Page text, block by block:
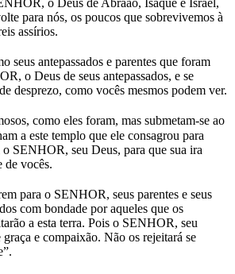
o Deus de Abraão, Isaque e Israel,
para nós, os poucos que sobrevivemos à
assírios.
seus antepassados e parentes que foram
o Deus de seus antepassados, e se
desprezo, como vocês mesmos podem ver.
como eles foram, mas submetam-se ao
a este templo que ele consagrou para
SENHOR, seu Deus, para que sua ira
de vocês.
para o SENHOR, seus parentes e seus
com bondade por aqueles que os
a esta terra. Pois o SENHOR, seu
e compaixão. Não os rejeitará se